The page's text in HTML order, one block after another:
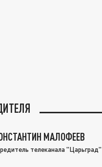
МАЛОФЕЕВ
телеканала "Царьград"